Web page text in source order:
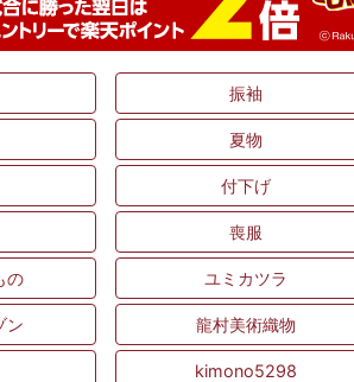
振袖
夏物
付下げ
喪服
の ユミカツラ
ン 龍村美術織物
kimono5298